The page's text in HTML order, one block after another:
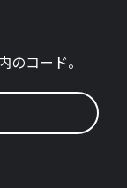
のコード。